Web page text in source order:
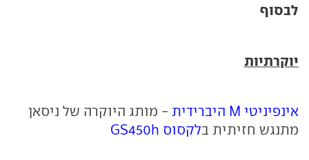
לבסוף
יוקרתיות
אינפיניטי M היברידית
- מותג היוקרה של ניסאן
מתנגש חזיתית בלקסוס GS450h